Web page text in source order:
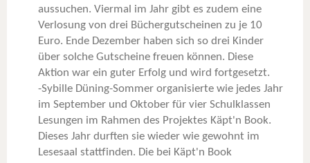
aussuchen. Viermal im Jahr gibt es zudem eine
Verlosung von drei Büchergutscheinen zu je 10
Euro. Ende Dezember haben sich so drei Kinder
über solche Gutscheine freuen können. Diese
Aktion war ein guter Erfolg und wird fortgesetzt.
-Sybille Düning-Sommer organisierte wie jedes Jahr
im September und Oktober für vier Schulklassen
Lesungen im Rahmen des Projektes Käpt'n Book.
Dieses Jahr durften sie wieder wie gewohnt im
Lesesaal stattfinden. Die bei Käpt'n Book